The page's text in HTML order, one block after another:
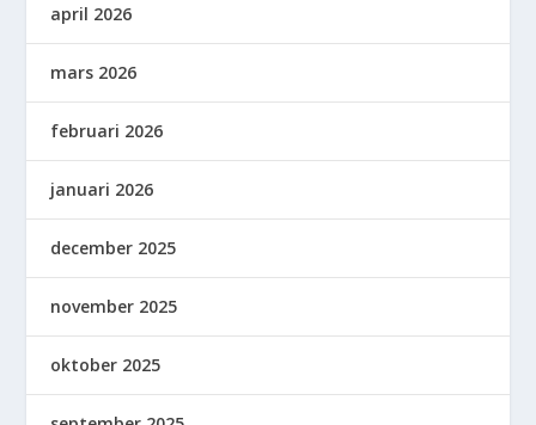
april 2026
mars 2026
februari 2026
januari 2026
december 2025
november 2025
oktober 2025